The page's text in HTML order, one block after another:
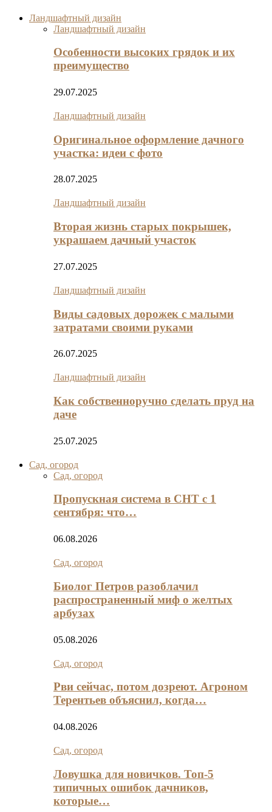
Ландшафтный дизайн
Ландшафтный дизайн
Особенности высоких грядок и их
преимущество
29.07.2025
Ландшафтный дизайн
Оригинальное оформление дачного
участка: идеи с фото
28.07.2025
Ландшафтный дизайн
Вторая жизнь старых покрышек,
украшаем дачный участок
27.07.2025
Ландшафтный дизайн
Виды садовых дорожек с малыми
затратами своими руками
26.07.2025
Ландшафтный дизайн
Как собственноручно сделать пруд на
даче
25.07.2025
Сад, огород
Сад, огород
Пропускная система в СНТ с 1
сентября: что…
06.08.2026
Сад, огород
Биолог Петров разоблачил
распространенный миф о желтых
арбузах
05.08.2026
Сад, огород
Рви сейчас, потом дозреют. Агроном
Терентьев объяснил, когда…
04.08.2026
Сад, огород
Ловушка для новичков. Топ-5
типичных ошибок дачников,
которые…